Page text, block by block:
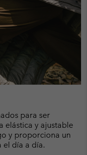
para ser
elástica y ajustable
y proporciona un
el día a día.